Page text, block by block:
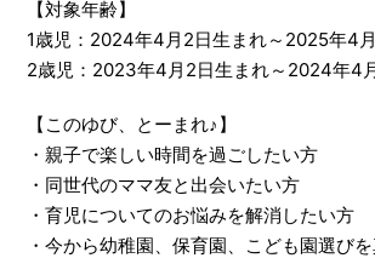
【対象年齢】
1歳児：2024年4月2日生まれ～2025年4
2歳児：2023年4月2日生まれ～2024年4
【このゆび、とーまれ♪】
・親子で楽しい時間を過ごしたい方
・同世代のママ友と出会いたい方
・育児についてのお悩みを解消したい方
・今から幼稚園、保育園、こども園選び